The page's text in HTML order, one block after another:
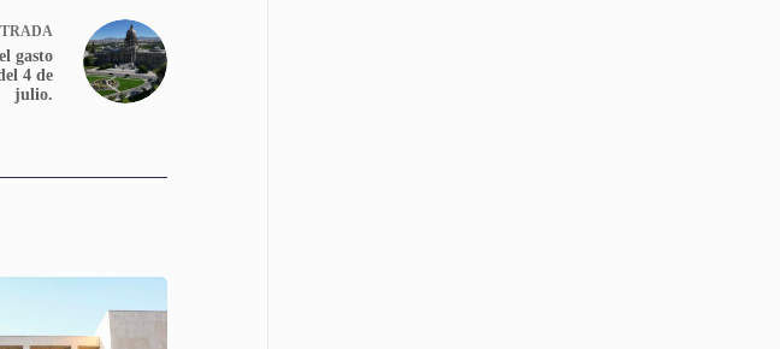
gasto
4 de
julio.